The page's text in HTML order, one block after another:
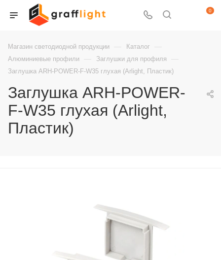
0
Магазин светодиодной продукции — Каталог —
Алюминиевые профили — Заглушки для профиля —
Заглушка ARH-POWER-F-W35 глухая (Arlight, Пластик)
Заглушка ARH-POWER-
F-W35 глухая (Arlight,
Пластик)